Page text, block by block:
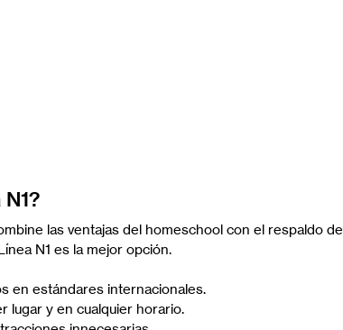
las ventajas del homeschool con el respaldo de
N1 es la mejor opción.
en estándares internacionales.
lugar y en cualquier horario.